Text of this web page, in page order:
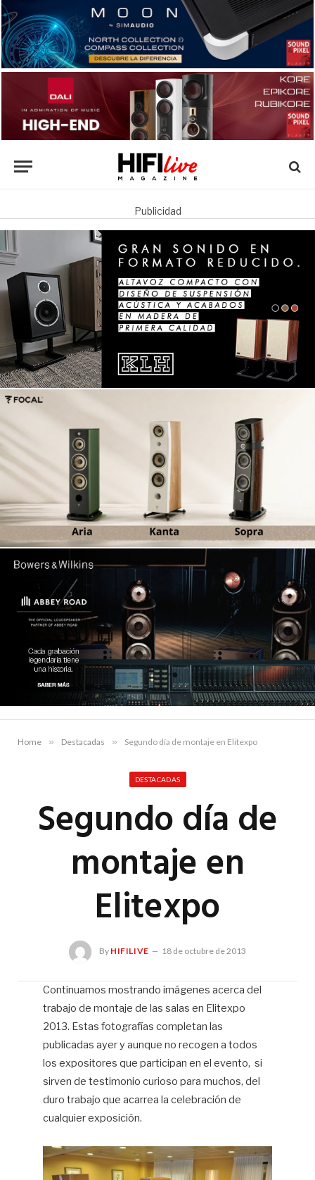
Publicidad
Home » Destacadas » Segundo día de montaje en Elitexpo
DESTACADAS
Segundo día de
montaje en
Elitexpo
By HIFILIVE 18 de octubre de 2013
Continuamos mostrando imágenes acerca del
trabajo de montaje de las salas en Elitexpo
2013. Estas fotografías completan las
publicadas ayer y aunque no recogen a todos
los expositores que participan en el evento, si
sirven de testimonio curioso para muchos, del
duro trabajo que acarrea la celebración de
cualquier exposición.